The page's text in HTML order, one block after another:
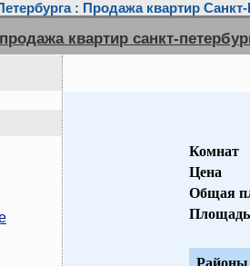
: Продажа квартир Санкт-
продажа квартир санкт-
Комнат
Цена
Общая
Районы